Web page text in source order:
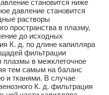
становится ниже
давление становится
растворы
пространства в плазму,
до исходных
К. д. по длине капилляра
фильтрации
плазмы в межклеточное
тем самым на баланс
и тканями. В случае
К. д. фильтрация